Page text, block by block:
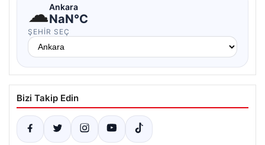
☁Ankara
NaN°C
ŞEHIR SEÇ
Bizi Takip Edin